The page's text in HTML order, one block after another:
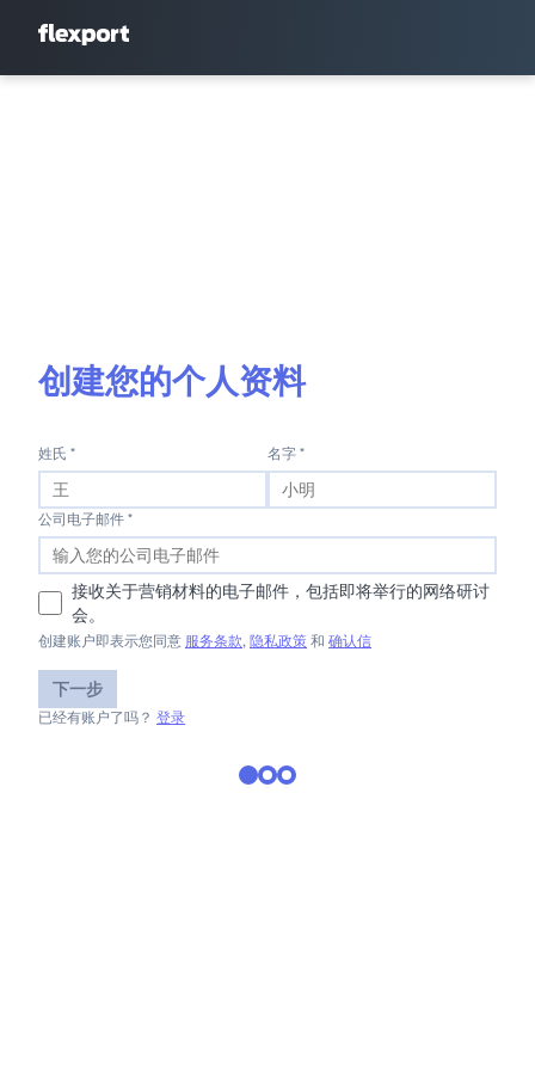
创建您的个人资料
姓氏 * 名字 *
公司电子邮件 *
接收关于营销材料的电子邮件，包括即将举行的网络研讨
会。
创建账户即表示您同意 服务条款, 隐私政策 和 确认信
下一步
已经有账户了吗？ 登录